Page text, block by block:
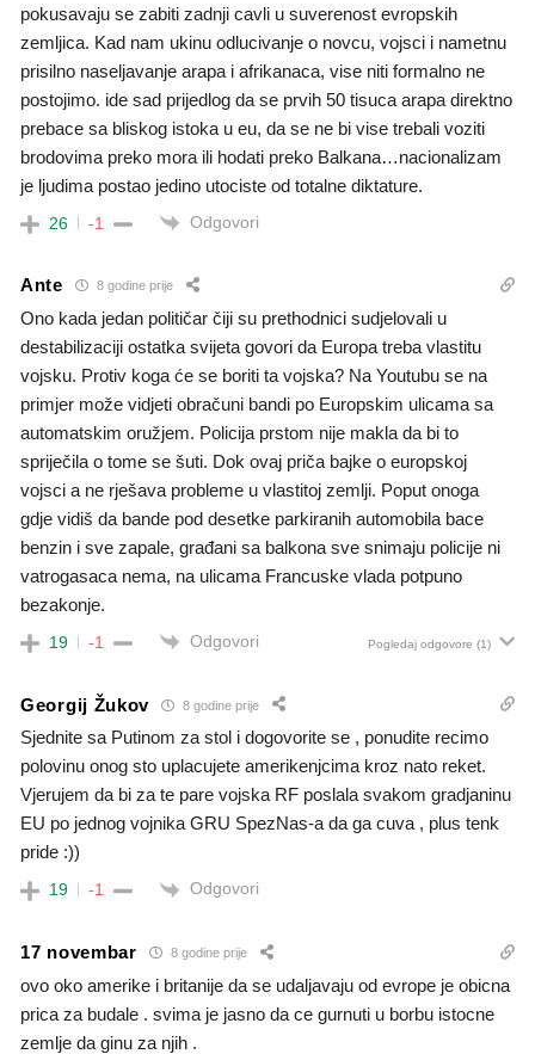
pokusavaju se zabiti zadnji cavli u suverenost evropskih
zemljica. Kad nam ukinu odlucivanje o novcu, vojsci i nametnu
prisilno naseljavanje arapa i afrikanaca, vise niti formalno ne
postojimo. ide sad prijedlog da se prvih 50 tisuca arapa direktno
prebace sa bliskog istoka u eu, da se ne bi vise trebali voziti
brodovima preko mora ili hodati preko Balkana…nacionalizam
je ljudima postao jedino utociste od totalne diktature.
26 -1 Odgovori
Ante 8 godine prije
Ono kada jedan političar čiji su prethodnici sudjelovali u
destabilizaciji ostatka svijeta govori da Europa treba vlastitu
vojsku. Protiv koga će se boriti ta vojska? Na Youtubu se na
primjer može vidjeti obračuni bandi po Europskim ulicama sa
automatskim oružjem. Policija prstom nije makla da bi to
spriječila o tome se šuti. Dok ovaj priča bajke o europskoj
vojsci a ne rješava probleme u vlastitoj zemlji. Poput onoga
gdje vidiš da bande pod desetke parkiranih automobila bace
benzin i sve zapale, građani sa balkona sve snimaju policije ni
vatrogasaca nema, na ulicama Francuske vlada potpuno
bezakonje.
19 -1 Odgovori Pogledaj odgovore (1)
Georgij Žukov 8 godine prije
Sjednite sa Putinom za stol i dogovorite se , ponudite recimo
polovinu onog sto uplacujete amerikenjcima kroz nato reket.
Vjerujem da bi za te pare vojska RF poslala svakom gradjaninu
EU po jednog vojnika GRU SpezNas-a da ga cuva , plus tenk
pride :))
19 -1 Odgovori
17 novembar 8 godine prije
ovo oko amerike i britanije da se udaljavaju od evrope je obicna
prica za budale . svima je jasno da ce gurnuti u borbu istocne
zemlje da ginu za njih .